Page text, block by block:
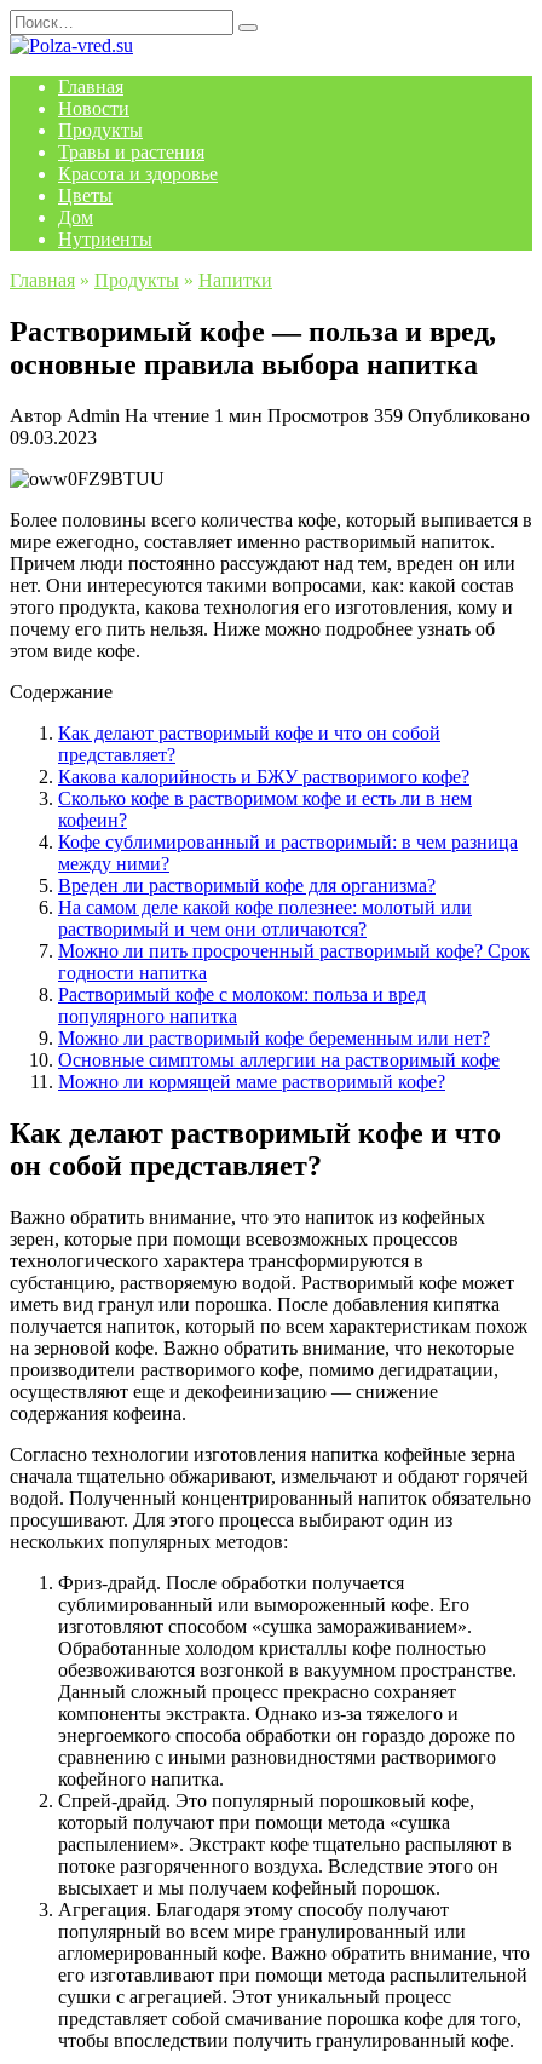
Перейти
к
Search
for:
Главная
Новости
Продукты
Травы и растения
Красота и здоровье
Цветы
Дом
Нутриенты
Главная » Продукты » Напитки
Растворимый кофе — польза и вред,
основные правила выбора напитка
Автор Admin На чтение 1 мин Просмотров 359 Опубликовано
09.03.2023
Более половины всего количества кофе, который выпивается в
мире ежегодно, составляет именно растворимый напиток.
Причем люди постоянно рассуждают над тем, вреден он или
нет. Они интересуются такими вопросами, как: какой состав
этого продукта, какова технология его изготовления, кому и
почему его пить нельзя. Ниже можно подробнее узнать об
этом виде кофе.
Содержание
Как делают растворимый кофе и что он собой
представляет?
Какова калорийность и БЖУ растворимого кофе?
Сколько кофе в растворимом кофе и есть ли в нем
кофеин?
Кофе сублимированный и растворимый: в чем разница
между ними?
Вреден ли растворимый кофе для организма?
На самом деле какой кофе полезнее: молотый или
растворимый и чем они отличаются?
Можно ли пить просроченный растворимый кофе? Срок
годности напитка
Растворимый кофе с молоком: польза и вред
популярного напитка
Можно ли растворимый кофе беременным или нет?
Основные симптомы аллергии на растворимый кофе
Можно ли кормящей маме растворимый кофе?
Как делают растворимый кофе и что
он собой представляет?
Важно обратить внимание, что это напиток из кофейных
зерен, которые при помощи всевозможных процессов
технологического характера трансформируются в
субстанцию, растворяемую водой. Растворимый кофе может
иметь вид гранул или порошка. После добавления кипятка
получается напиток, который по всем характеристикам похож
на зерновой кофе. Важно обратить внимание, что некоторые
производители растворимого кофе, помимо дегидратации,
осуществляют еще и декофеинизацию — снижение
содержания кофеина.
Согласно технологии изготовления напитка кофейные зерна
сначала тщательно обжаривают, измельчают и обдают горячей
водой. Полученный концентрированный напиток обязательно
просушивают. Для этого процесса выбирают один из
нескольких популярных методов:
Фриз-драйд. После обработки получается
сублимированный или вымороженный кофе. Его
изготовляют способом «сушка замораживанием».
Обработанные холодом кристаллы кофе полностью
обезвоживаются возгонкой в вакуумном пространстве.
Данный сложный процесс прекрасно сохраняет
компоненты экстракта. Однако из-за тяжелого и
энергоемкого способа обработки он гораздо дороже по
сравнению с иными разновидностями растворимого
кофейного напитка.
Спрей-драйд. Это популярный порошковый кофе,
который получают при помощи метода «сушка
распылением». Экстракт кофе тщательно распыляют в
потоке разгоряченного воздуха. Вследствие этого он
высыхает и мы получаем кофейный порошок.
Агрегация. Благодаря этому способу получают
популярный во всем мире гранулированный или
агломерированный кофе. Важно обратить внимание, что
его изготавливают при помощи метода распылительной
сушки с агрегацией. Этот уникальный процесс
представляет собой смачивание порошка кофе для того,
чтобы впоследствии получить гранулированный кофе.